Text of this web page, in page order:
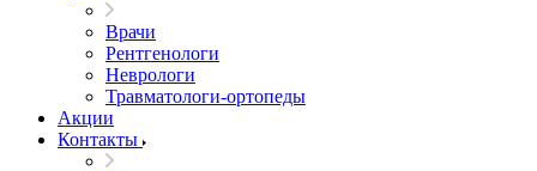
Врачи
Рентгенологи
Неврологи
Травматологи-ортопеды
Акции
Контакты